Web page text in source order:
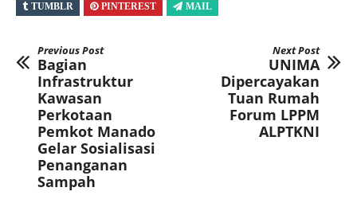
TUMBLR
PINTEREST MAIL
Previous Post
Bagian
Infrastruktur
Kawasan
Perkotaan
Pemkot Manado
Gelar Sosialisasi
Penanganan
Sampah
Next Post
UNIMA
Dipercayakan
Tuan Rumah
Forum LPPM
ALPTKNI